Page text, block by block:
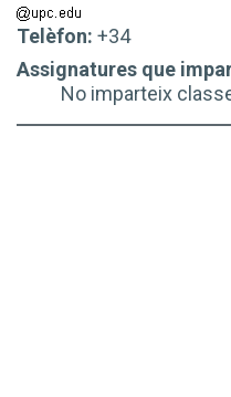
Telèfon: +34
Assignatures que
No imparteix